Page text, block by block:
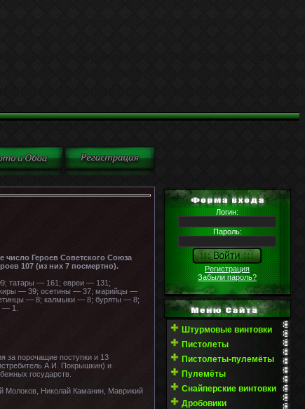
число Героев Советского Союза
107 (из них 7 посмертно).
татары — 161; евреи — 131;
— 39; осетины — 37; марийцы —
— 8; калмыки — 8; буряты — 8;
— 1.
за порочащие поступки и 13
А.И. Покрышкин) и
государств.
Молоков, Николай Каманин, Маврикий
Логин:
Пароль:
Регистрация
Забыли пароль?
Штурмовые винтовки
Пистолеты
Пистолеты-пулемёты
Пулемёты
Снайперские винтовки
Дробовики